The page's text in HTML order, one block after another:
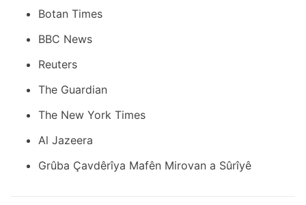
Botan Times
BBC News
Reuters
The Guardian
The New York Times
Al Jazeera
Grûba Çavdêrîya Mafên Mirovan a Sûrîyê